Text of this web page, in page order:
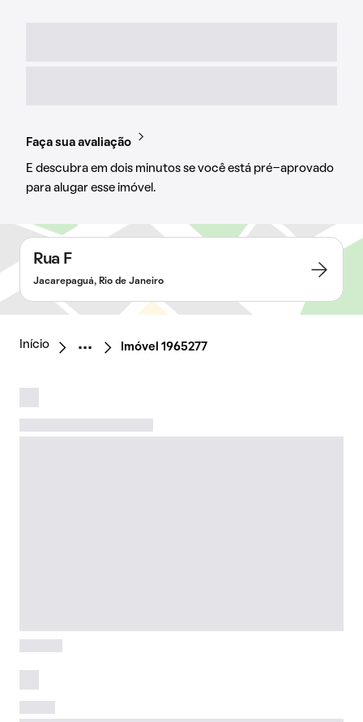
Faça sua avaliação
E descubra em dois minutos se você está pré-aprovado
para alugar esse imóvel.
Rua F
Jacarepaguá, Rio de Janeiro
Início Imóvel 1965277